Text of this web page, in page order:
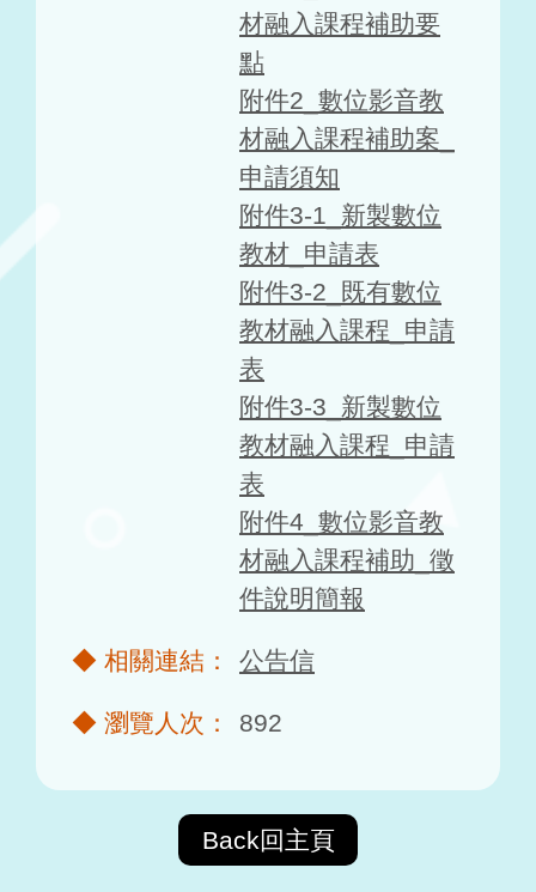
材融入課程補助要
點
附件2_數位影音教
材融入課程補助案_
申請須知
附件3-1_新製數位
教材_申請表
附件3-2_既有數位
教材融入課程_申請
表
附件3-3_新製數位
教材融入課程_申請
表
附件4_數位影音教
材融入課程補助_徵
件說明簡報
公告信
892
Back回主頁